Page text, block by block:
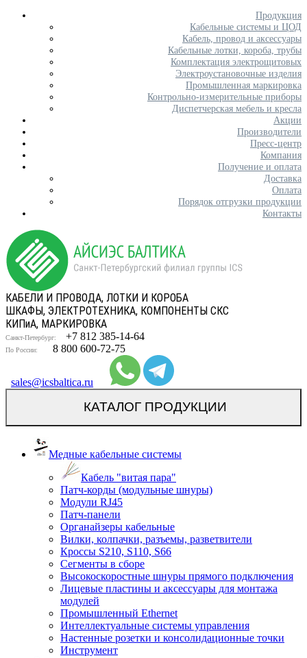
Продукция
Кабельные системы и ЦОД
Кабель, провод и аксессуары
Кабельные лотки, короба, трубы
Комплектация электрощитовых
Электроустановочные изделия
Промышленная маркировка
Контрольно-измерительные приборы
Диспетчерская мебель и кресла
Акции
Производители
Пресс-центр
Компания
Получение и оплата
Доставка
Оплата
Порядок отгрузки продукции
Контакты
КАБЕЛИ И ПРОВОДА, ЛОТКИ И КОРОБА
ШКАФЫ, ЭЛЕКТРОТЕХНИКА, КОМПОНЕНТЫ СКС
КИПиА, МАРКИРОВКА
Санкт-Петербург: +7 812 385-14-64
По России: 8 800 600-72-75
sales@icsbaltica.ru
КАТАЛОГ ПРОДУКЦИИ
Медные кабельные системы
Кабель "витая пара"
Патч-корды (модульные шнуры)
Модули RJ45
Патч-панели
Органайзеры кабельные
Вилки, колпачки, разъемы, разветвители
Кроссы S210, S110, S66
Сегменты в сборе
Высокоскоростные шнуры прямого подключения
Лицевые пластины и аксессуары для монтажа
модулей
Промышленный Ethernet
Интеллектуальные системы управления
Настенные розетки и консолидационные точки
Инструмент